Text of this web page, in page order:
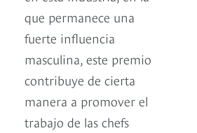
que permanece una
fuerte influencia
masculina, este premio
contribuye de cierta
manera a promover el
trabajo de las chefs